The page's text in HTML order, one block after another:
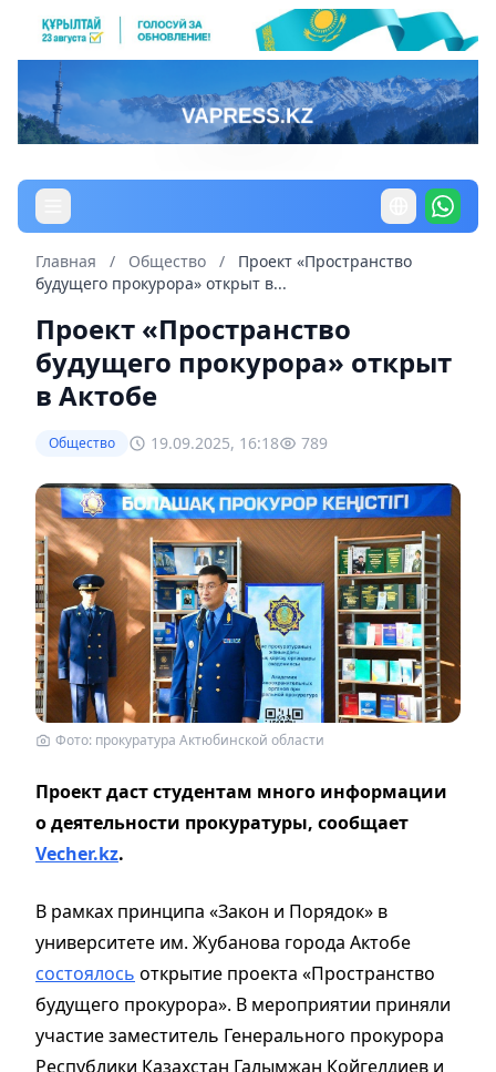
Главная / Общество /
Проект «Пространство
будущего прокурора» открыт в...
Проект «Пространство
будущего прокурора» открыт
в Актобе
Общество 19.09.2025, 16:18 789
Фото: прокуратура Актюбинской области
Проект даст студентам много информации
о деятельности прокуратуры, сообщает
Vecher.kz.
В рамках принципа «Закон и Порядок» в
университете им. Жубанова города Актобе
состоялось открытие проекта «Пространство
будущего прокурора». В мероприятии приняли
участие заместитель Генерального прокурора
Республики Казахстан Галымжан Койгелдиев и